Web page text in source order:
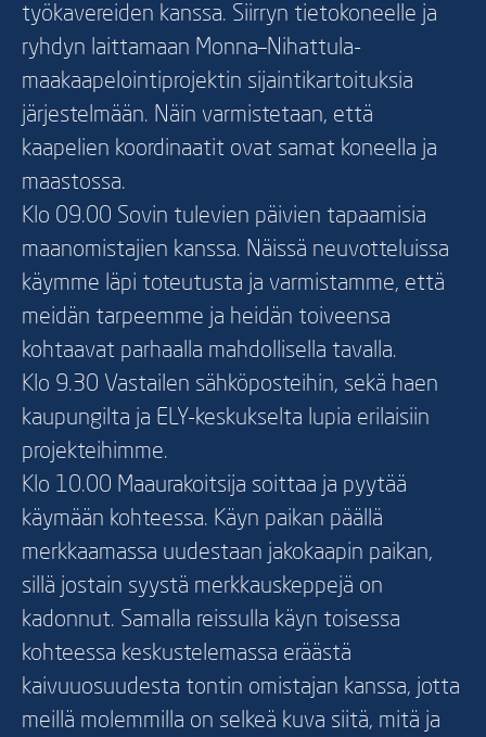
työkavereiden kanssa. Siirryn tietokoneelle ja
ryhdyn laittamaan Monna–Nihattula-
maakaapelointiprojektin sijaintikartoituksia
järjestelmään. Näin varmistetaan, että
kaapelien koordinaatit ovat samat koneella ja
maastossa.
Klo 09.00 Sovin tulevien päivien tapaamisia
maanomistajien kanssa. Näissä neuvotteluissa
käymme läpi toteutusta ja varmistamme, että
meidän tarpeemme ja heidän toiveensa
kohtaavat parhaalla mahdollisella tavalla.
Klo 9.30 Vastailen sähköposteihin, sekä haen
kaupungilta ja ELY-keskukselta lupia erilaisiin
projekteihimme.
Klo 10.00 Maaurakoitsija soittaa ja pyytää
käymään kohteessa. Käyn paikan päällä
merkkaamassa uudestaan jakokaapin paikan,
sillä jostain syystä merkkauskeppejä on
kadonnut. Samalla reissulla käyn toisessa
kohteessa keskustelemassa eräästä
kaivuuosuudesta tontin omistajan kanssa, jotta
meillä molemmilla on selkeä kuva siitä, mitä ja